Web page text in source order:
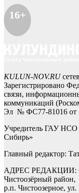
16+
KULUN-NOV.RU
Зарегистрировано
связи,
коммуникаций
Эл № ФС77-81016 от
Учредитель ГАУ НСО
Сибирь»
Главный редактор:
АДРЕС РЕДАКЦИИ:
Чистоозёрный район,
р.п. Чистоозерное,